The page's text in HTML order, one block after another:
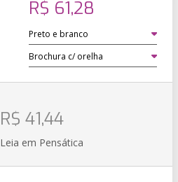
R$ 61,28
R$ 41,44
Leia em Pensática